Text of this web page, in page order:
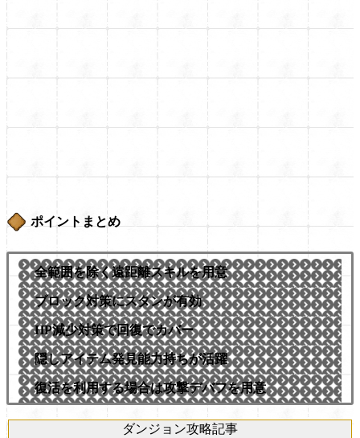
ポイントまとめ
全範囲を除く遠距離スキルを用意
ブロック対策にスタンが有効
HP減少対策で回復でカバー
隠しアイテム発見能力持ちが活躍
復活を利用する場合は攻撃デバフを用意
ダンジョン攻略記事